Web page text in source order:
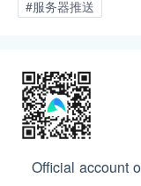
#服务器推送
Official account